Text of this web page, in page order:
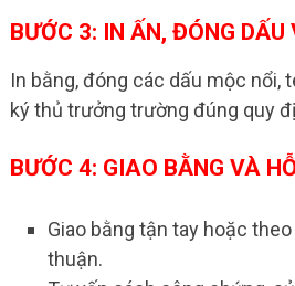
BƯỚC 3: IN ẤN, ĐÓNG DẤU
In bằng, đóng các dấu mộc nổi,
ký thủ trưởng trường đúng quy
BƯỚC 4: GIAO BẰNG VÀ
Giao bằng tận tay hoặc
thuận.